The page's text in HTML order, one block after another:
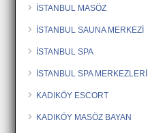
İSTANBUL MASÖZ
İSTANBUL SAUNA MERKEZİ
İSTANBUL SPA
İSTANBUL SPA MERKEZLERİ
KADIKÖY ESCORT
KADIKÖY MASÖZ BAYAN